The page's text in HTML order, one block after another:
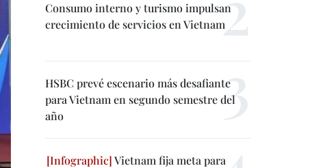
Consumo interno y turismo impulsan
crecimiento de servicios en Vietnam
HSBC prevé escenario más desafiante
para Vietnam en segundo semestre del
año
Vietnam fija meta para